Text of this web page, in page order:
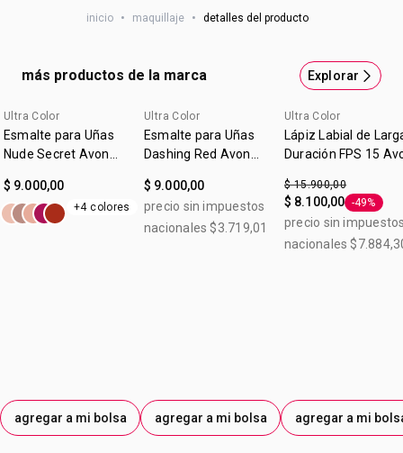
labial de larga duración… que brinda ¡Hasta 8 horas de
uniforme. 12hs de hidratación. Su aplicación es suave y
cremosa.
inicio • maquillaje • detalles del producto
más productos de la marca Explorar
Ultra Color
Esmalte para Uñas
Nude Secret Avon
$ 9.000,00
+4 colores
agregar a mi bolsa
Ultra Color
Esmalte para Uñas
Dashing Red Avon
$ 9.000,00
precio sin impuestos
nacionales $3.719,01
agregar a mi bolsa
Ultra Color
Lápiz Labial de
Duración FPS 15
$ 15.900,00
$ 8.100,00 Etiqueta -
-49%
precio sin
nacionales
agregar a mi